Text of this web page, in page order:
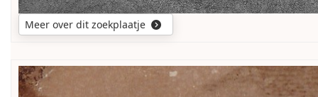
Meer over dit zoekplaatje
Wie